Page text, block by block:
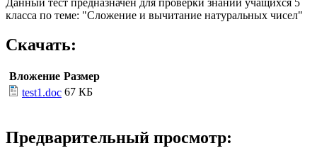
класса по теме: "Сложение и вычитание натуральных чисел"
Скачать:
Вложение Размер
test1.doc 67 КБ
Предварительный просмотр: